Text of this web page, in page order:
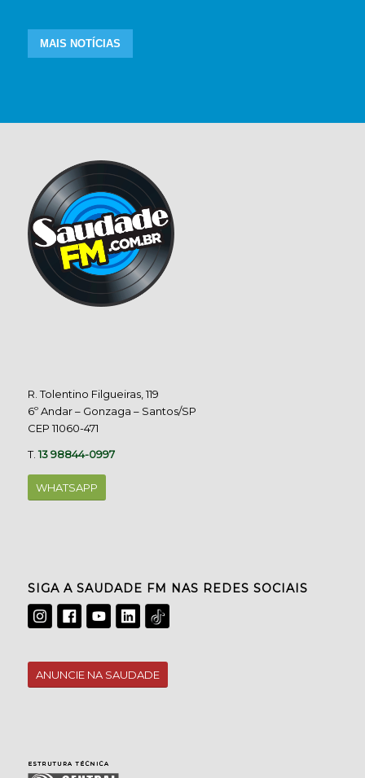
MAIS NOTÍCIAS
R. Tolentino Filgueiras, 119
6º Andar – Gonzaga – Santos/SP
CEP 11060-471
T.13 98844-0997
WHATSAPP
SIGA A SAUDADE FM NAS REDES SOCIAIS
ANUNCIE NA SAUDADE